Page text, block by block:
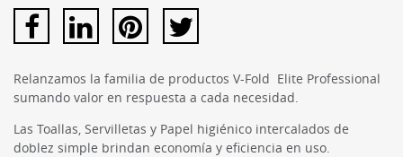
Relanzamos la familia de productos V-Fold Elite Professional
sumando valor en respuesta a cada necesidad.
Las Toallas, Servilletas y Papel higiénico intercalados de
doblez simple brindan economía y eficiencia en uso.